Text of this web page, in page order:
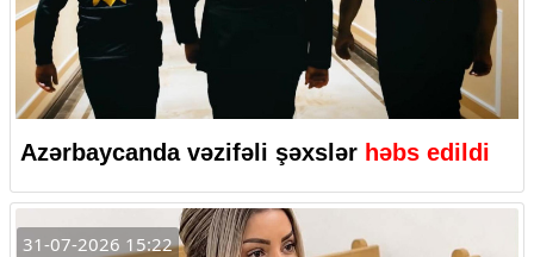
Azərbaycanda vəzifəli şəxslər həbs edildi
31-07-2026 15:22